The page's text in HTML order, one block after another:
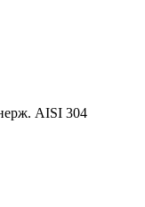
АISI 304